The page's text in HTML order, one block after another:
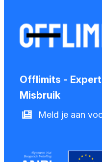
Offlimits -
Misbruik
Meld je aan